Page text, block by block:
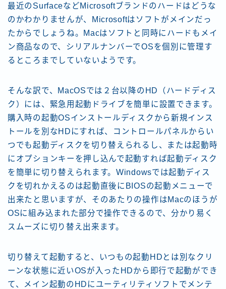
最近のSurfaceなどMicrosoftブランドのハードはどうな
のかわかりませんが、Microsoftはソフトがメインだっ
たからでしょうね。Macはソフトと同時にハードもメイ
ン商品なので、シリアルナンバーでOSを個別に管理す
るところまでしていないようです。
そんな訳で、MacOSでは２台以降のHD（ハードディス
ク）には、緊急用起動ドライブを簡単に設置できます。
購入時の起動OSインストールディスクから新規インス
トールを別なHDにすれば、コントロールパネルからい
つでも起動ディスクを切り替えられるし、または起動時
にオプションキーを押し込んで起動すれば起動ディスク
を簡単に切り替えられます。Windowsでは起動ディス
クを切れかえるのは起動直後にBIOSの起動メニューで
出来たと思いますが、そのあたりの操作はMacのほうが
OSに組み込まれた部分で操作できるので、分かり易く
スムーズに切り替え出来ます。
切り替えて起動すると、いつもの起動HDとは別なクリ
ーンな状態に近いOSが入ったHDから即行で起動ができ
て、メイン起動のHDにユーティリティソフトでメンテ